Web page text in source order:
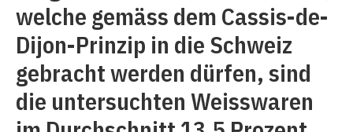
welche gemäss dem Cassis-de-
Dijon-Prinzip in die Schweiz
gebracht werden dürfen, sind
die untersuchten Weisswaren